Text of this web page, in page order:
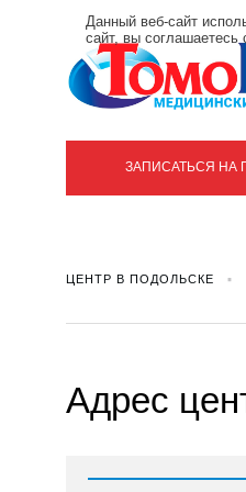
ЗАПИСАТЬСЯ НА
ЦЕНТР В ПОДОЛЬСКЕ
Адрес
Данный веб-сайт
сайт, вы